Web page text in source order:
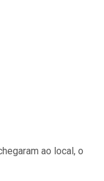
ao local, o